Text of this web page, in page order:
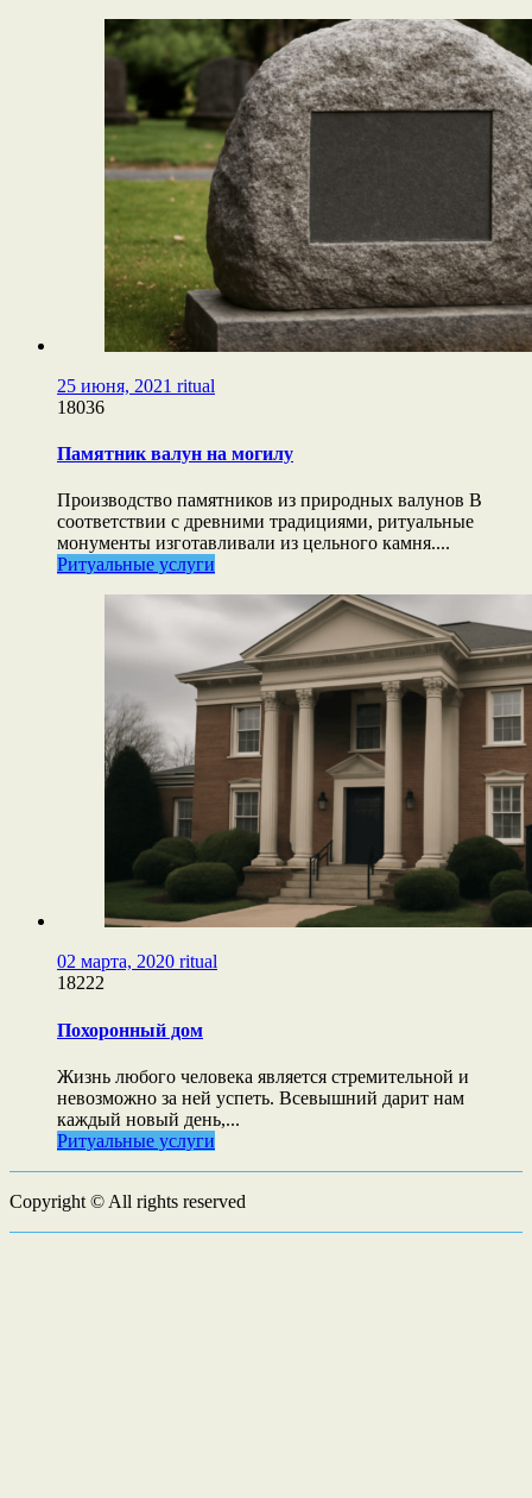
25 июня, 2021 ritual
18036
Памятник валун на могилу
Производство памятников из природных валунов В
соответствии с древними традициями, ритуальные
монументы изготавливали из цельного камня....
Ритуальные услуги
02 марта, 2020 ritual
18222
Похоронный дом
Жизнь любого человека является стремительной и
невозможно за ней успеть. Всевышний дарит нам
каждый новый день,...
Ритуальные услуги
Copyright © All rights reserved